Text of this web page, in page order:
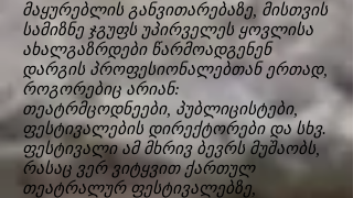
მაყურებლის განვითარებაზე, მისთვის
სამიზნე ჯგუფს უპირველეს ყოვლისა
ახალგაზრდები წარმოადგენენ
დარგის პროფესიონალებთან ერთად,
როგორებიც არიან:
თეატრმცოდნეები, პუბლიცისტები,
ფესტივალების დირექტორები და სხვ.
ფესტივალი ამ მხრივ ბევრს მუშაობს,
რასაც ვერ ვიტყვით ქართულ
თეატრალურ ფესტივალებზე,